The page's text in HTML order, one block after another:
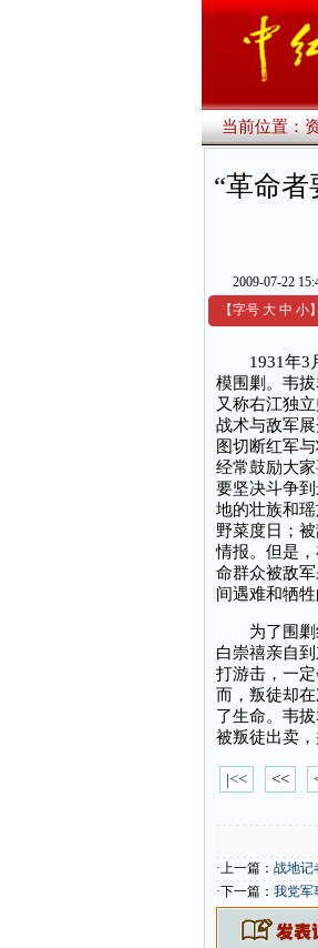
当前位置：
“革命
2009-07-22
【字号 大 中 小】
1931年3月
模围剿。韦
又称右江独
战术与敌军
图切断红军
经常鼓励大
要坚决斗争
地的壮族和
野菜度日；
情报。但是
命群众被敌
间遇难和牺牲
为了围剿红
白崇禧亲自
打游击，一
而，叛徒却
了生命。韦
被叛徒出卖，
|<< <<
·上一篇： 战地记
·下一篇： 我党